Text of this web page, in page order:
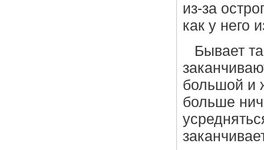
из-за
как у него
Бывает
большой и
больше